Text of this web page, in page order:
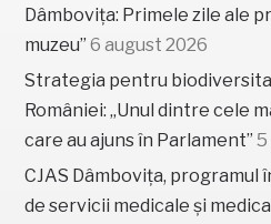
Dâmbovița: Primele zile ale
muzeu” 6 august 2026
Strategia pentru
României: „Unul dintre cele
care au ajuns în Parlament” 5
CJAS Dâmbovița,
de servicii medicale și